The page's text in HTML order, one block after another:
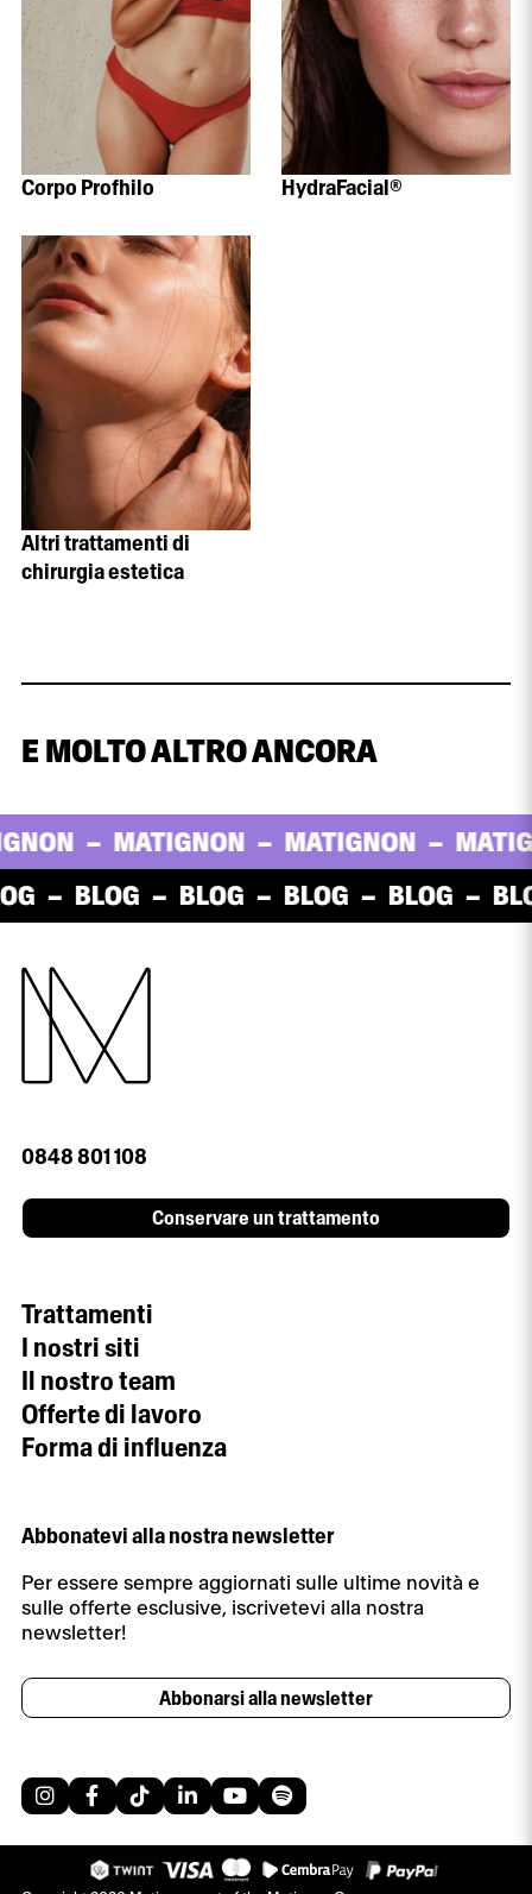
Corpo Profhilo HydraFacial®
Altri trattamenti di
chirurgia estetica
E MOLTO ALTRO ANCORA
MATIGNON MATIGNON
BLOG BLOG BLOG BLOG
0848 801 108
Conservare un trattamento
Trattamenti
I nostri siti
Il nostro team
Offerte di lavoro
Forma di influenza
Abbonatevi alla nostra newsletter
Per essere sempre aggiornati sulle ultime novità e
sulle offerte esclusive, iscrivetevi alla nostra
newsletter!
Abbonarsi alla newsletter